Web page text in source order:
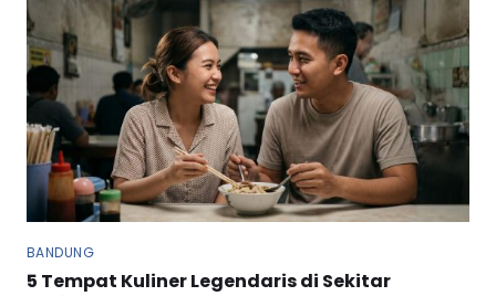
BANDUNG
5 Tempat Kuliner Legendaris di Sekitar